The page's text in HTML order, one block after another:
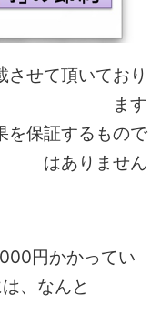
せて頂いており
ます
を保証するもので
はありません
円かかってい
、なんと